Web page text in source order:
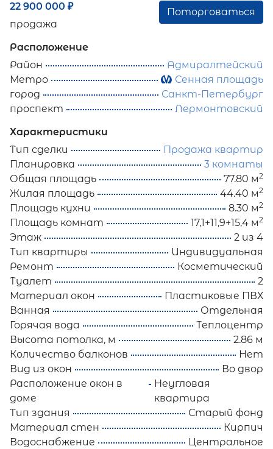
22 900 000 ₽
продажа
Поторговаться
Расположение
Район
Адмиралтейский
Метро
Сенная площадь
город
Санкт-Петербург
проспект
Лермонтовский
Характеристики
Тип сделки
Продажа квартир
Планировка
3 комнаты
Общая площадь
77.80 м2
Жилая площадь 44.40 м2
Площадь кухни 8.30 м2
Площадь комнат 17,1+11,9+15,4 м2
Этаж
2 из 4
Тип квартиры
Индивидуальная
Ремонт
Косметический
Туалет
2
Материал окон
Пластиковые ПВХ
Ванная
Отдельная
Горячая вода
Теплоцентр
Высота потолка, м
2.86 м
Количество балконов
Нет
Вид из окон
Во двор
Расположение окон в
доме
Неугловая
квартира
Тип здания
Старый фонд
Материал стен
Кирпич
Водоснабжение
Центральное